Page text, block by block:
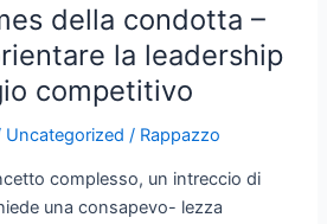
della condotta –
la leadership
competitivo
Uncategorized / Rappazzo
complesso, un intreccio di
una consapevo- lezza